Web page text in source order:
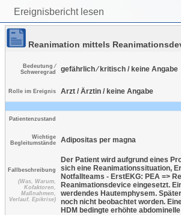
Ereignisbericht lesen
Reanimation mittels
Bedeutung ⁄
Schweregrad
gefährlich ⁄ kritisch / keine Angabe
Rolle im Ereignis Arzt / Ärztin / keine Angabe
Patientenzustand
Wichtige
Begleitumstände
Adipositas per magna
Fallbeschreibung
(Was, Warum,
Kofaktoren,
Maßnahmen,
Verlauf, Epikrise)
Der Patient wird aufgrund eines
sich eine Reanimationssituation,
Notfallteams - ErstEKG: PEA =>
Reanimationsdevice eingesetzt.
werdendes Hautemphysem.
noch nicht beobachtet worden.
HDM bedingte erhöhte